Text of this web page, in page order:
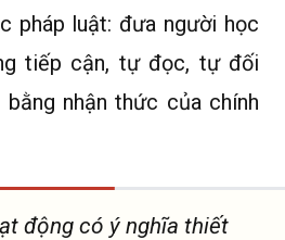
pháp luật: đưa người học
tiếp cận, tự đọc, tự đối
nhận thức của chính
động có ý nghĩa thiết